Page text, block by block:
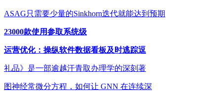
ASAG只需要少量的Sinkhorn迭代就能达到预期
23000款使用参取系统级
运营优化：操纵软件数据看板及时逃踪逗
礼品》是一部逾越汗青取办理学的深刻著
图神经常微分方程，如何让 GNN 在连续深